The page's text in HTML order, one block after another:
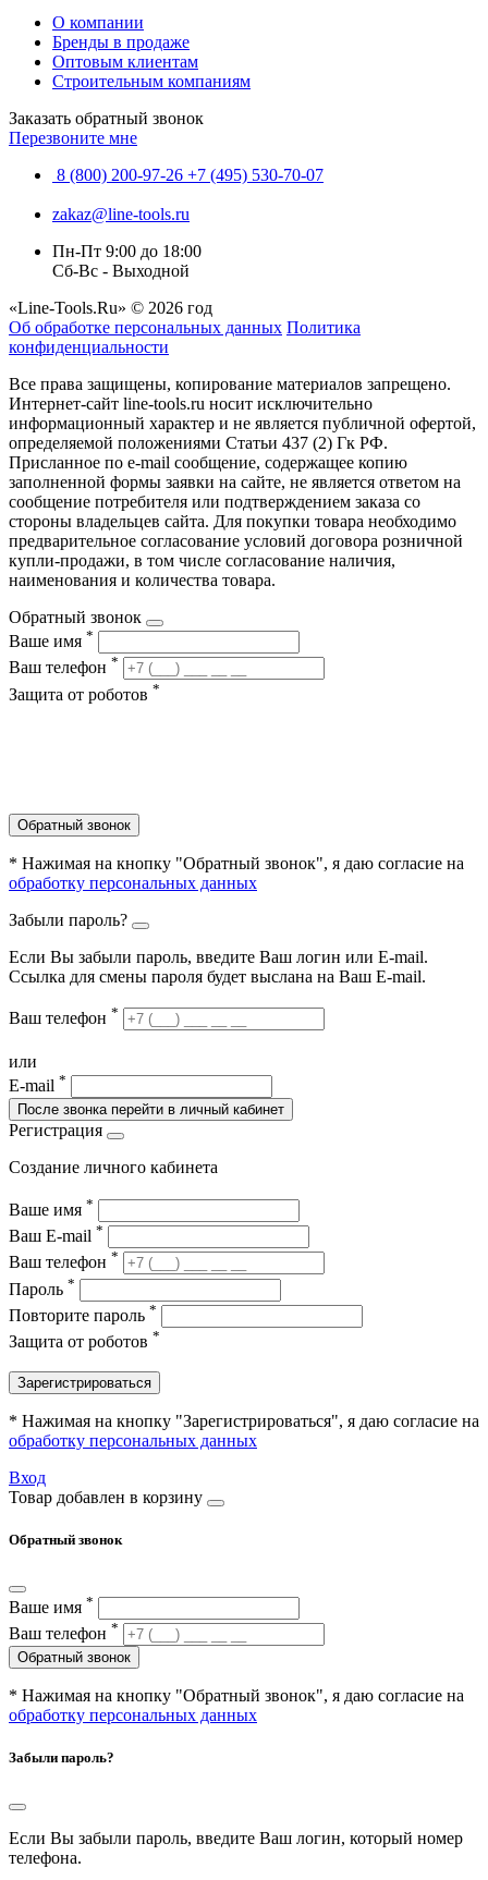
О компании
Бренды в продаже
Оптовым клиентам
Строительным компаниям
Заказать обратный звонок
Перезвоните мне
8 (800) 200-97-26 +7 (495) 530-70-07
zakaz@line-tools.ru
Пн-Пт 9:00 до 18:00
Сб-Вс - Выходной
«Line-Tools.Ru» © 2026 год
Об обработке персональных данных Политика
конфиденциальности
Все права защищены, копирование материалов запрещено.
Интернет-сайт line-tools.ru носит исключительно
информационный характер и не является публичной офертой,
определяемой положениями Статьи 437 (2) Гк РФ.
Присланное по e-mail сообщение, содержащее копию
заполненной формы заявки на сайте, не является ответом на
сообщение потребителя или подтверждением заказа со
стороны владельцев сайта. Для покупки товара необходимо
предварительное согласование условий договора розничной
купли-продажи, в том числе согласование наличия,
наименования и количества товара.
Обратный звонок
Ваше имя *
Ваш телефон *
Защита от роботов *
Обратный звонок
* Нажимая на кнопку "Обратный звонок", я даю согласие на
обработку персональных данных
Забыли пароль?
Если Вы забыли пароль, введите Ваш логин или Е-mail.
Ссылка для смены пароля будет выслана на Ваш E-mail.
Ваш телефон *
или
E-mail *
После звонка перейти в личный кабинет
Регистрация
Создание личного кабинета
Ваше имя *
Ваш E-mail *
Ваш телефон *
Пароль *
Повторите пароль *
Защита от роботов *
Зарегистрироваться
* Нажимая на кнопку "Зарегистрироваться", я даю согласие на
обработку персональных данных
Вход
Товар добавлен в корзину
Обратный звонок
Ваше имя *
Ваш телефон *
Обратный звонок
* Нажимая на кнопку "Обратный звонок", я даю согласие на
обработку персональных данных
Забыли пароль?
Если Вы забыли пароль, введите Ваш логин, который номер
телефона.